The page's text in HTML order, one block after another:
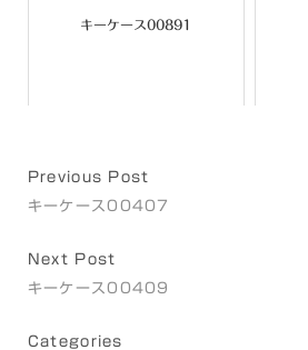
キーケース00891
Previous Post
キーケース00407
Next Post
キーケース00409
Categories